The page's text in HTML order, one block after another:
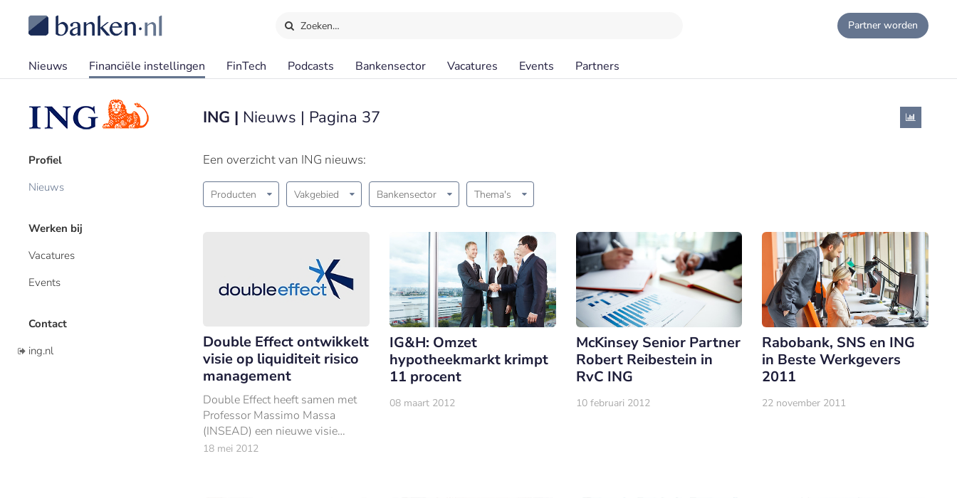
Zoeken… Partner worden
Nieuws Financiële instellingen FinTech Podcasts Bankensector Vacatures Events Partners
Profiel
Nieuws
Werken bij
Vacatures
Events
Contact
ing.nl
ING | Nieuws | Pagina 37
Een overzicht van ING nieuws:
Producten Vakgebied Bankensector Thema's
Double Effect ontwikkelt
visie op liquiditeit risico
management
Double Effect heeft samen met
Professor Massimo Massa
(INSEAD) een nieuwe visie
uitgebracht op het gebied van
18 mei 2012
IG&H: Omzet
hypotheekmarkt krimpt
11 procent
08 maart 2012
McKinsey Senior Partner
Robert Reibestein in
RvC ING
10 februari 2012
Rabobank, SNS en ING
in Beste Werkgevers
2011
22 november 2011